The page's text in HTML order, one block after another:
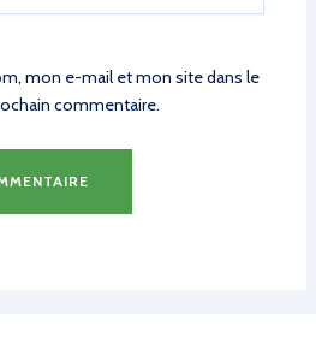
mon e-mail et mon site dans le
commentaire.